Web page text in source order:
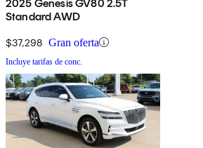
2025 Genesis GV80 2.5T
Standard AWD
$37,298 Gran oferta
Incluye tarifas de conc.